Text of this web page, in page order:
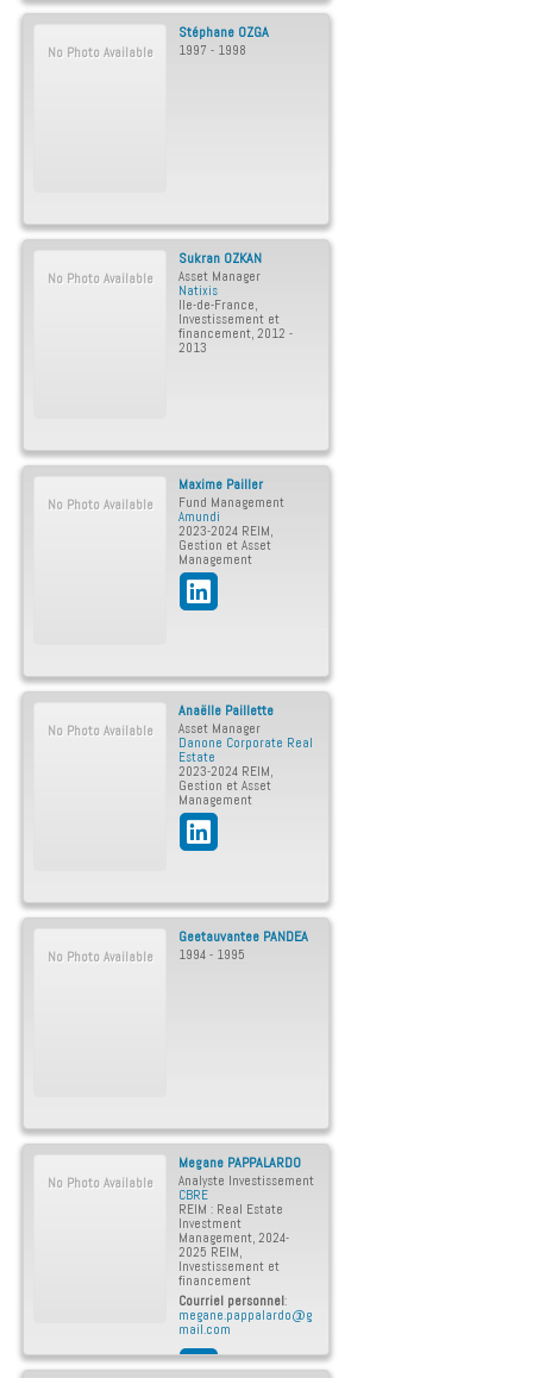
No Photo Available
Stéphane OZGA
1997 - 1998
No Photo Available
Sukran OZKAN
Asset Manager
Natixis
Ile-de-France,
Investissement et
financement, 2012 -
2013
No Photo Available
Maxime Pailler
Fund Management
Amundi
2023-2024 REIM,
Gestion et Asset
Management
No Photo Available
Anaëlle Paillette
Asset Manager
Danone Corporate Real
Estate
2023-2024 REIM,
Gestion et Asset
Management
No Photo Available
Geetauvantee PANDEA
1994 - 1995
No Photo Available
Megane PAPPALARDO
Analyste Investissement
CBRE
REIM : Real Estate
Investment
Management, 2024-
2025 REIM,
Investissement et
financement
Courriel personnel:
megane.pappalardo@g
mail.com